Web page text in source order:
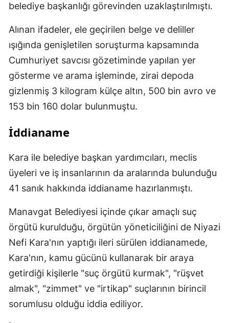
belediye başkanlığı görevinden uzaklaştırılmıştı.
Alınan ifadeler, ele geçirilen belge ve deliller
ışığında genişletilen soruşturma kapsamında
Cumhuriyet savcısı gözetiminde yapılan yer
gösterme ve arama işleminde, zirai depoda
gizlenmiş 3 kilogram külçe altın, 500 bin avro ve
153 bin 160 dolar bulunmuştu.
İddianame
Kara ile belediye başkan yardımcıları, meclis
üyeleri ve iş insanlarının da aralarında bulunduğu
41 sanık hakkında iddianame hazırlanmıştı.
Manavgat Belediyesi içinde çıkar amaçlı suç
örgütü kurulduğu, örgütün yöneticiliğini de Niyazi
Nefi Kara'nın yaptığı ileri sürülen iddianamede,
Kara'nın, kamu gücünü kullanarak bir araya
getirdiği kişilerle "suç örgütü kurmak", "rüşvet
almak", "zimmet" ve "irtikap" suçlarının birincil
sorumlusu olduğu iddia ediliyor.